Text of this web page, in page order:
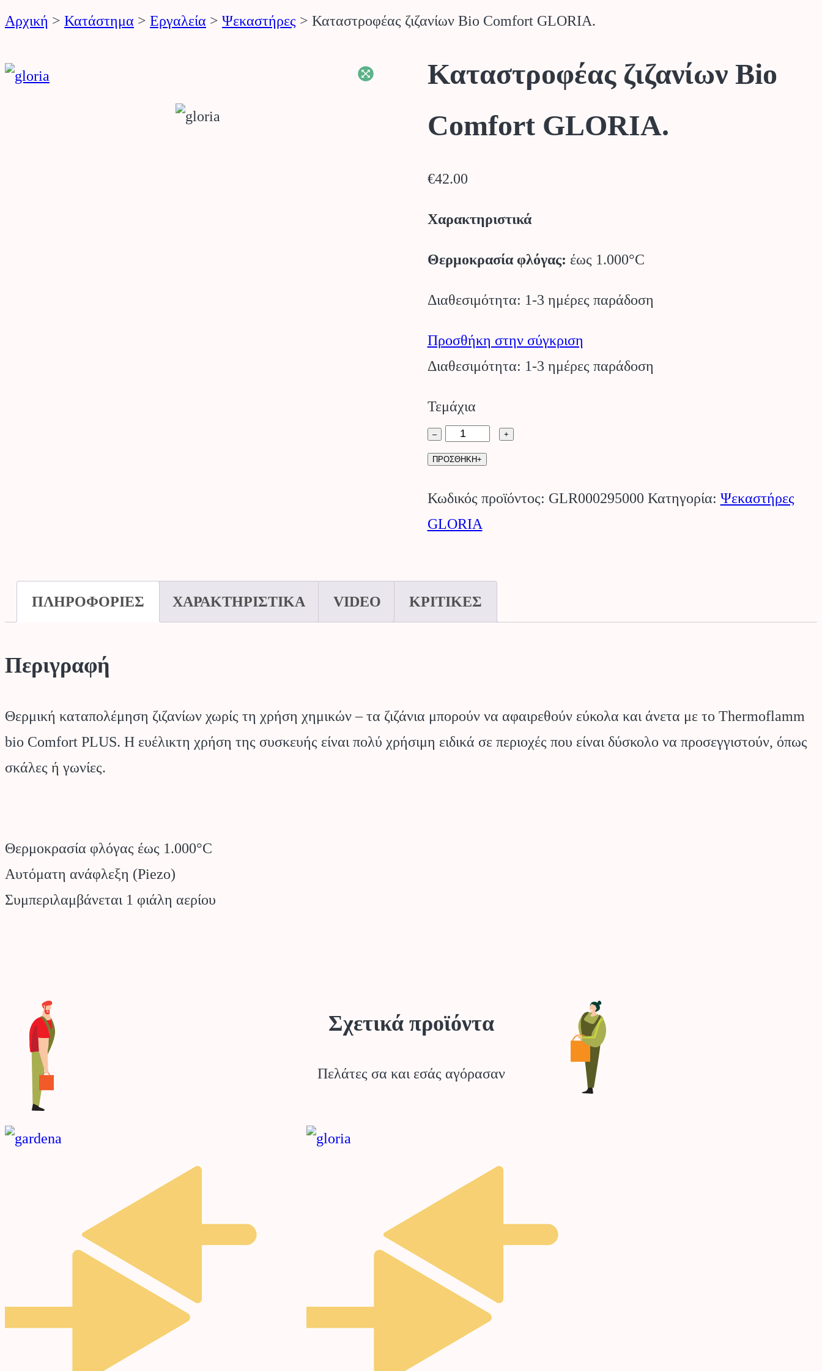
Αρχική > Κατάστημα > Εργαλεία > Ψεκαστήρες > Καταστροφέας ζιζανίων Bio Comfort GLORIA.
Καταστροφέας ζιζανίων Bio
Comfort GLORIA.
€42.00
Χαρακτηριστικά
Θερμοκρασία φλόγας: έως 1.000°C
Διαθεσιμότητα: 1-3 ημέρες παράδοση
Προσθήκη στην σύγκριση
Διαθεσιμότητα: 1-3 ημέρες παράδοση
Τεμάχια
–
Καταστροφέας
ζιζανίων
Comfort
GLORIA.
+
ΠΡΟΣΘΗΚΗ+
Κωδικός προϊόντος: GLR000295000 Κατηγορία: Ψεκαστήρες
GLORIA
ΠΛΗΡΟΦΟΡΙΕΣ ΧΑΡΑΚΤΗΡΙΣΤΙΚΑ VIDEO ΚΡΙΤΙΚΕΣ
Περιγραφή
Θερμική καταπολέμηση ζιζανίων χωρίς τη χρήση χημικών – τα ζιζάνια μπορούν να αφαιρεθούν εύκολα και άνετα με το Thermoflamm
bio Comfort PLUS. Η ευέλικτη χρήση της συσκευής είναι πολύ χρήσιμη ειδικά σε περιοχές που είναι δύσκολο να προσεγγιστούν, όπως
σκάλες ή γωνίες.
Θερμοκρασία φλόγας έως 1.000°C
Αυτόματη ανάφλεξη (Piezo)
Συμπεριλαμβάνεται 1 φιάλη αερίου
Σχετικά προϊόντα
Πελάτες σα και εσάς αγόρασαν